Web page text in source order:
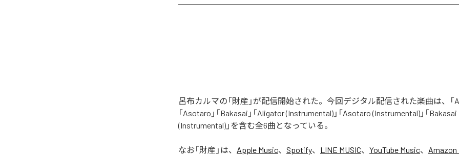
呂布カルマの「財産」が配信開始された。今回デジタル配信された楽曲は、「
「Asotaro」「Bakasai」「Aligator (Instrumental)」「Asotaro (Instrumental)」「Bakasai
(Instrumental)」を含む全6曲となっている。
なお「財産 」は、 Apple Music、 Spotify、 LINE MUSIC、 YouTube Music、 Amazon